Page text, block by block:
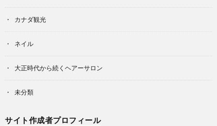
カナダ観光
ネイル
大正時代から続くヘアーサロン
未分類
サイト作成者プロフィール